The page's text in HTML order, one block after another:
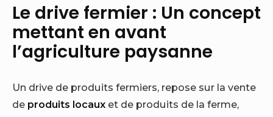
Le drive fermier : Un concept
mettant en avant
l’agriculture paysanne
Un drive de produits fermiers, repose sur la vente
de produits locaux et de produits de la ferme,